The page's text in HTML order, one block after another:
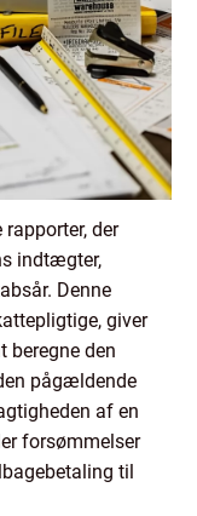
der
indtægter,
Denne
giver
beregne den
pågældende
af en
forsømmelser
til